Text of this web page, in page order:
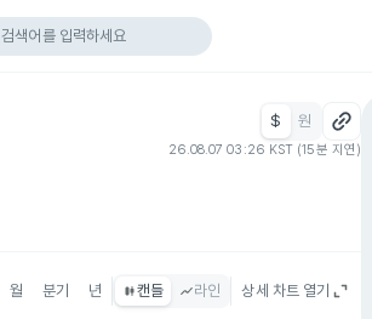
검색어를 입력하세요
$ 원
26.08.07 03:26 KST (15분 지연)
월 분기 년 캔들 라인 상세 차트 열기